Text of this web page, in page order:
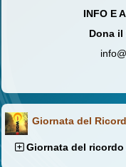
INFO E
Dona il
Giornata del
Giornata del ricordo